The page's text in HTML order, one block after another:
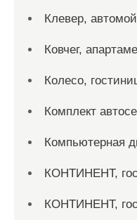
Клевер,
Ковчег,
Колесо,
Комплект
Компьютерная
КОНТИНЕНТ,
КОНТИНЕНТ,